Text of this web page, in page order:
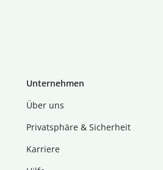
Unternehmen
Über uns
Privatsphäre & Sicherheit
Karriere